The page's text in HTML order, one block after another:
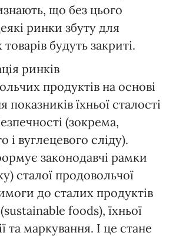
що без цього
ринки збуту для
будуть закриті.
ринків
продуктів на основі
показників їхньої сталості
(зокрема,
і вуглецевого сліду).
законодавчі рамки
сталої продовольчої
до сталих продуктів
foods), їхньої
та маркування. І це стане